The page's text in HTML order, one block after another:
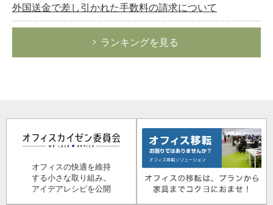
外国送金で差し引かれた手数料の請求について
ランキングを見る
オフィスの快適を維持
する小さな取り組み。
アイデアレシピを公開